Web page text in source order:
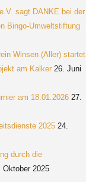
sagt DANKE bei der
Bingo-Umweltstiftung
Winsen (Aller) startet
am Kalker 26. Juni
am 18.01.2026 27.
2025 24.
durch die
Oktober 2025